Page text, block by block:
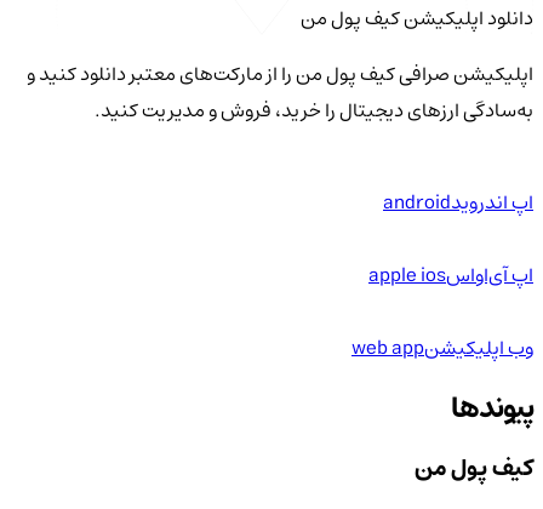
دانلود اپلیکیشن کیف‌ پول من
اپلیکیشن صرافی کیف پول من را از مارکت‌های معتبر دانلود کنید و
به‌سادگی ارزهای دیجیتال را خرید، فروش و مدیریت کنید.
اپ اندرویدandroid
اپ آی‌او‌اسapple ios
وب اپلیکیشنweb app
پیوندها
کیف پول من